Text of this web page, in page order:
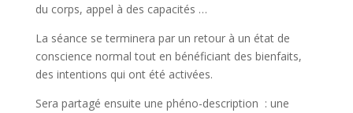
du corps, appel à des capacités …
La séance se terminera par un retour à un état de
conscience normal tout en bénéficiant des bienfaits,
des intentions qui ont été activées.
Sera partagé ensuite une phéno-description : une